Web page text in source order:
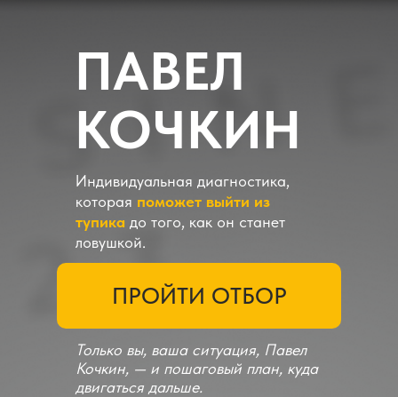
Только вы, ваша ситуация, Павел
Кочкин, — и пошаговый план, куда
двигаться дальше.
Индивидуальная диагностика,
которая поможет выйти из
тупика до того, как он станет
ловушкой.
ПАВЕЛ
КОЧКИН
ПРОЙТИ ОТБОР